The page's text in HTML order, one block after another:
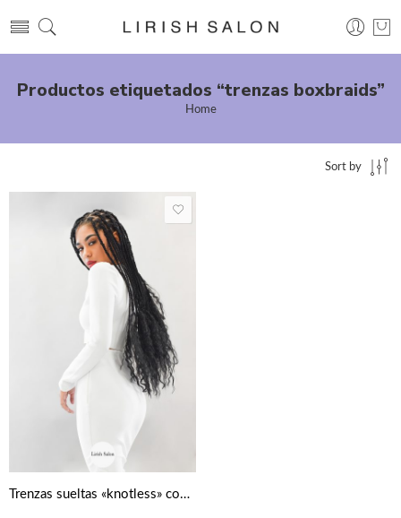
Productos etiquetados “trenzas boxbraids”
Home
Sort by
Trenzas sueltas «knotless» con puntas rizadas